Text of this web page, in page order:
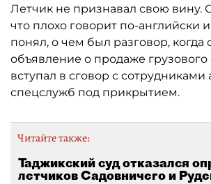
Летчик не признавал свою вину.
что плохо говорит по-английски
понял, о чем был разговор, когда
объявление о продаже грузового
вступал в сговор с
спецслужб под прикрытием.
Читайте также:
Таджикский суд отказался
летчиков Садовничего и